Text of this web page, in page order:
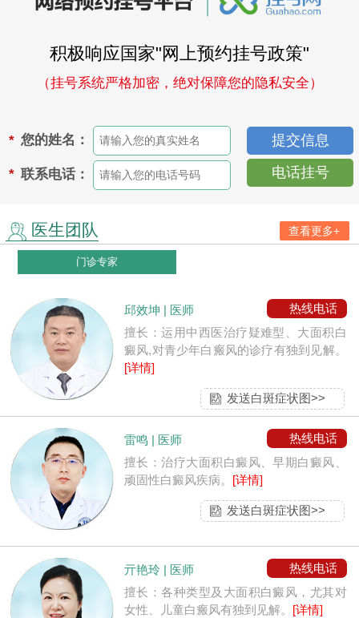
积极响应国家"网上预约挂号政策"
（挂号系统严格加密，绝对保障您的隐私安全）
* 您的姓名：
* 联系电话： 电话挂号
医生团队 查看更多+
门诊专家
邱效坤 | 医师
热线电话
擅长：运用中西医治疗疑难型、大面积白
癜风,对青少年白瘢风的诊疗有独到见解。
[详情]
发送白斑症状图>>
雷鸣 | 医师
热线电话
擅长：治疗大面积白癜风、早期白癜风、
顽固性白癜风疾病。 [详情]
发送白斑症状图>>
亓艳玲 | 医师
热线电话
擅长：各种类型及大面积白癜风，尤其对
女性、儿童白瘢风有独到见解。 [详情]